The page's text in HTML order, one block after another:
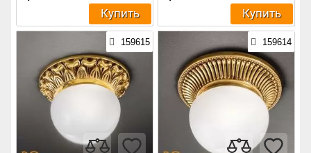
Купить Купить
159615 159614